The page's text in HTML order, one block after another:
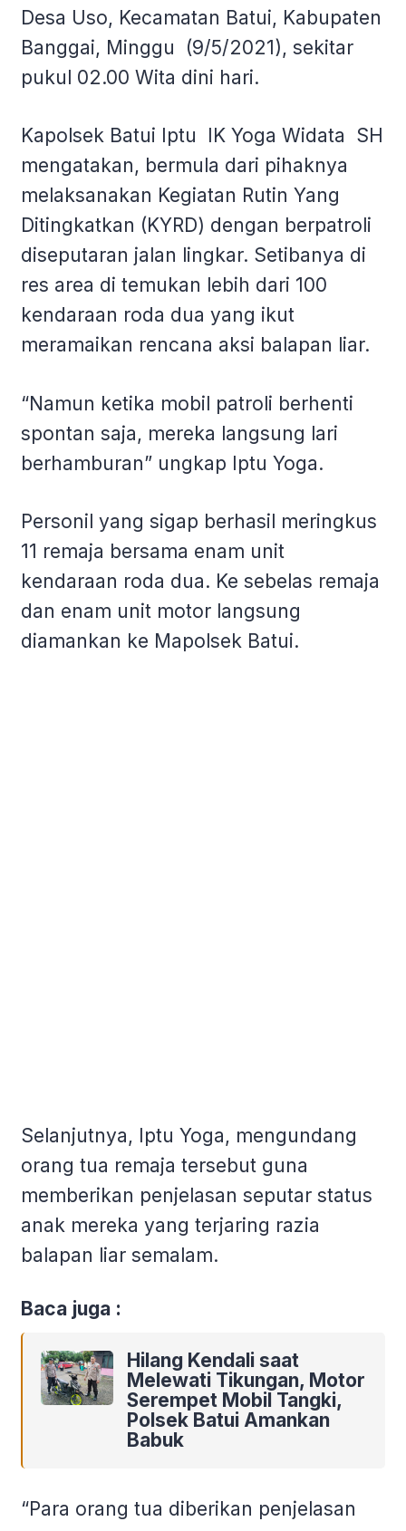
Desa Uso, Kecamatan Batui, Kabupaten
Banggai, Minggu (9/5/2021), sekitar
pukul 02.00 Wita dini hari.
Kapolsek Batui Iptu IK Yoga Widata SH
mengatakan, bermula dari pihaknya
melaksanakan Kegiatan Rutin Yang
Ditingkatkan (KYRD) dengan berpatroli
diseputaran jalan lingkar. Setibanya di
res area di temukan lebih dari 100
kendaraan roda dua yang ikut
meramaikan rencana aksi balapan liar.
“Namun ketika mobil patroli berhenti
spontan saja, mereka langsung lari
berhamburan” ungkap Iptu Yoga.
Personil yang sigap berhasil meringkus
11 remaja bersama enam unit
kendaraan roda dua. Ke sebelas remaja
dan enam unit motor langsung
diamankan ke Mapolsek Batui.
Selanjutnya, Iptu Yoga, mengundang
orang tua remaja tersebut guna
memberikan penjelasan seputar status
anak mereka yang terjaring razia
balapan liar semalam.
Baca juga :
Hilang Kendali saat
Melewati Tikungan, Motor
Serempet Mobil Tangki,
Polsek Batui Amankan
Babuk
“Para orang tua diberikan penjelasan